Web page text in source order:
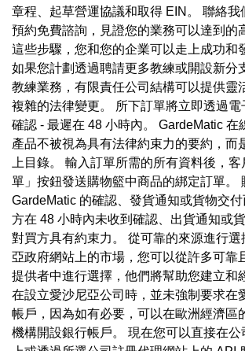
章程、起草營運協議和取得 EIN。 聯絡我
預約免費諮詢，見證您的業務可以達到的
這些步驟，您和您的企業可以走上成功和
如果您計劃透過聘請更多教練或開設新分
教練業務，有限責任公司結構可以提供靈
複雜的法律變更。 所下訂單將立即透過電
確認 - 最遲在 48 小時內。 GardeMatic 在
產品不被視為具有法律約束力的要約，而
上目錄。 輸入訂單所需的所有資料後，
單」按鈕發送購物籃中商品的綁定訂單。
GardeMatic 的確認、發貨通知或貨物交
方在 48 小時內未收到確認、出貨通知或
對買方具有約束力。 從可靠的來源進行
亞政府網站上的市場，您可以從許多可靠
提供者中進行選擇，他們將幫助您建立和
在設立愛沙尼亞公司時，並未強制要求在
帳戶，因為如有必要，可以在歐洲經濟區
機構開設銀行帳戶。 現在您可以直接在